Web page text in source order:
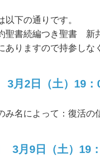
以下の通りです。
聖書続編つき聖書 新
りますので持参しな
月2日（土）19
み名によって：復活の
3月9日（土）19